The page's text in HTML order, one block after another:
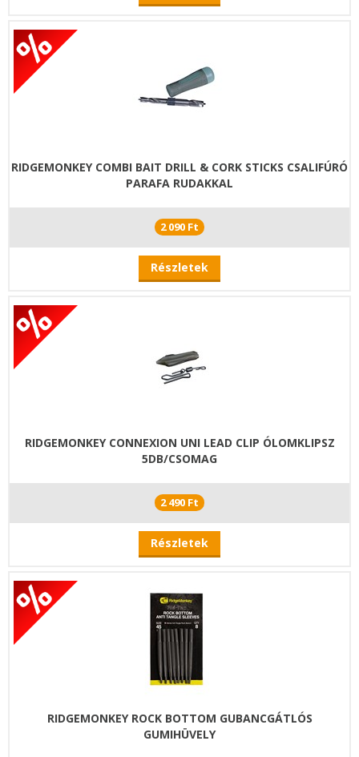
RIDGEMONKEY COMBI BAIT DRILL & CORK STICKS CSALIFÚRÓ
PARAFA RUDAKKAL
2 090 Ft
Részletek
RIDGEMONKEY CONNEXION UNI LEAD CLIP ÓLOMKLIPSZ
5DB/CSOMAG
2 490 Ft
Részletek
RIDGEMONKEY ROCK BOTTOM GUBANCGÁTLÓS
GUMIHÜVELY